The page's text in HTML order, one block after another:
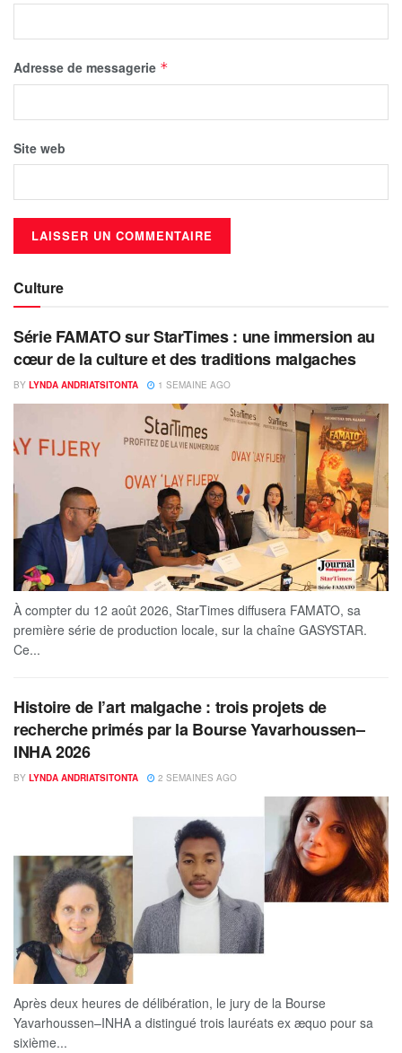
Adresse de messagerie *
Site web
Culture
Série FAMATO sur StarTimes : une immersion au
cœur de la culture et des traditions malgaches
BY LYNDA ANDRIATSITONTA 1 SEMAINE AGO
À compter du 12 août 2026, StarTimes diffusera FAMATO, sa
première série de production locale, sur la chaîne GASYSTAR.
Ce...
Histoire de l’art malgache : trois projets de
recherche primés par la Bourse Yavarhoussen–
INHA 2026
BY LYNDA ANDRIATSITONTA 2 SEMAINES AGO
Après deux heures de délibération, le jury de la Bourse
Yavarhoussen–INHA a distingué trois lauréats ex æquo pour sa
sixième...